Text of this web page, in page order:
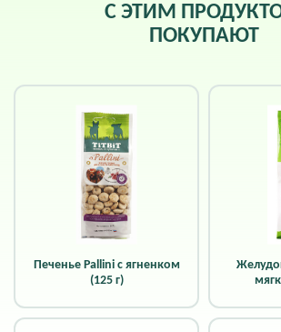
С ЭТИМ
ПОКУПАЮТ
Печенье Pallini с ягненком
(125 г)